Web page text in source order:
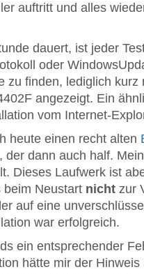
auftritt und alles
dauert, ist jeder
oder
zu finden, lediglich
angezeigt. Ein
vom Internet-
heute einen recht alten
der dann auch half.
Dieses Laufwerk ist
beim Neustart nicht zur
auf eine
war erfolgreich.
ein entsprechender
hätte mir der